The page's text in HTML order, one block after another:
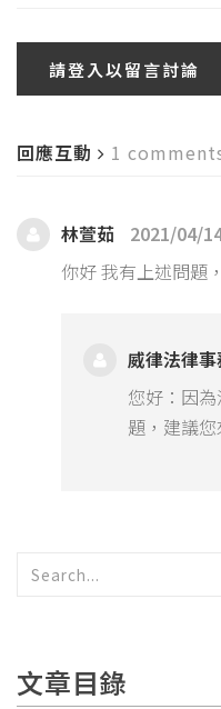
請登入以留言討論
回應互動 1
林萱茹
2021/04/
你好 我有上述問題
威律法律
您好：因
題，建議
文章目錄